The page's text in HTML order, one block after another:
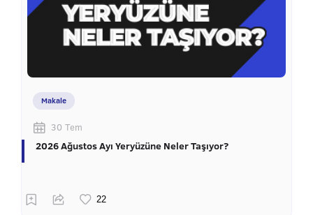
Makale
30 Tem
2026 Ağustos Ayı Yeryüzüne Neler Taşıyor?